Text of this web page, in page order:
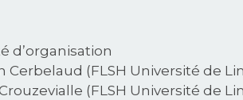
d’organisation
Cerbelaud (FLSH Université de
(FLSH Université de